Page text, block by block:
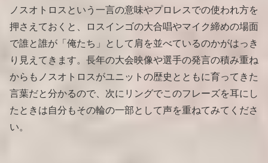
ノスオトロスという一言の意味やプロレスでの使われ方を
押さえておくと、ロスインゴの大合唱やマイク締めの場面
で誰と誰が「俺たち」として肩を並べているのかがはっき
り見えてきます。長年の大会映像や選手の発言の積み重ね
からもノスオトロスがユニットの歴史とともに育ってきた
言葉だと分かるので、次にリングでこのフレーズを耳にし
たときは自分もその輪の一部として声を重ねてみてくださ
い。